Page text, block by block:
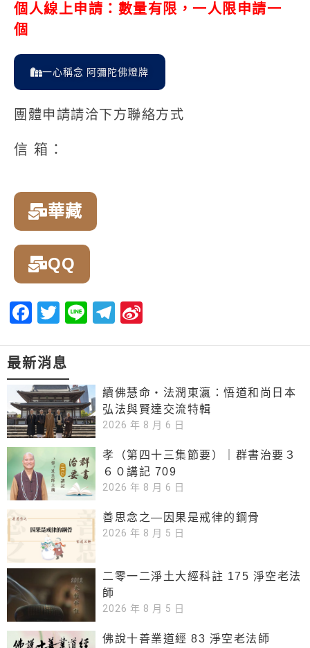
個人線上申請： 數量有限，一人限申請一
個
一心稱念 阿彌陀佛燈牌
團體申請請洽下方聯絡方式
信 箱：
華藏
QQ
Facebook
Twitter
LineTelegram
最新消息
續佛慧命‧法潤東瀛：悟道和尚日本
弘法與賢達交流特輯
2026 年 8 月 6 日
孝（第四十三集節要）｜群書治要３
６０講記 709
2026 年 8 月 6 日
善思念之—因果是戒律的鋼骨
2026 年 8 月 5 日
二零一二淨土大經科註 175 淨空老法
師
2026 年 8 月 5 日
佛說十善業道經 83 淨空老法師